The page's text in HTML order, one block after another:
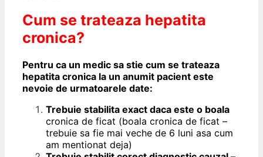
Cum se trateaza hepatita
cronica?
Pentru ca un medic sa stie cum se trateaza
hepatita cronica la un anumit pacient este
nevoie de urmatoarele date:
Trebuie stabilita exact daca este o boala
cronica de ficat (boala cronica de ficat –
trebuie sa fie mai veche de 6 luni asa cum
am mentionat deja)